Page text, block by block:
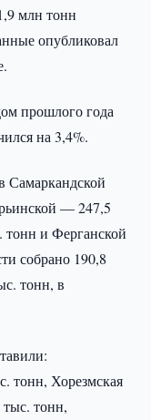
млн тонн
опубликовал
прошлого года
на 3,4%.
Самаркандской
— 247,5
и Ферганской
собрано 190,8
тонн, в
тонн, Хорезмская
тонн,